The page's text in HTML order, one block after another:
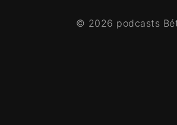
© 2026 podcasts